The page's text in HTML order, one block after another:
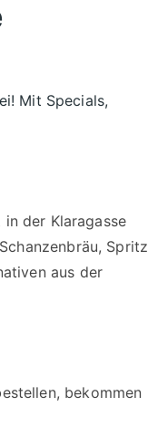
Mit Specials,
der Klaragasse
Spritz
aus der
bekommen